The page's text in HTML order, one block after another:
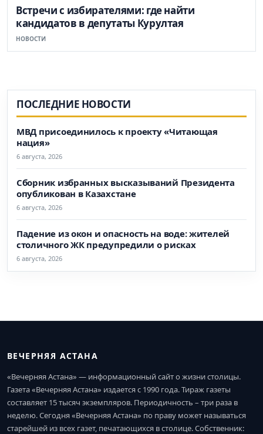
Встречи с избирателями: где найти
кандидатов в депутаты Курултая
НОВОСТИ
ПОСЛЕДНИЕ НОВОСТИ
МВД присоединилось к проекту «Читающая
нация»
6 августа, 2026
Сборник избранных высказываний Президента
опубликован в Казахстане
6 августа, 2026
Падение из окон и опасность на воде: жителей
столичного ЖК предупредили о рисках
6 августа, 2026
ВЕЧЕРНЯЯ АСТАНА
«Вечерняя Астана» — информационный сайт о жизни столицы.
Газета «Вечерняя Астана» издается с 1990 года. Тираж газеты
составляет 15 тысяч экземпляров. Периодичность – три раза в
неделю. Сегодня «Вечерняя Астана» по праву может называться
старейшей из всех газет, печатающихся в столице. Собственник: